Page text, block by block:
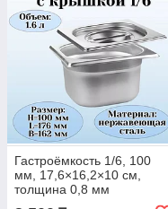
Гастроёмкость 1/6, 100
мм, 17,6×16,2×10 см,
толщина 0,8 мм